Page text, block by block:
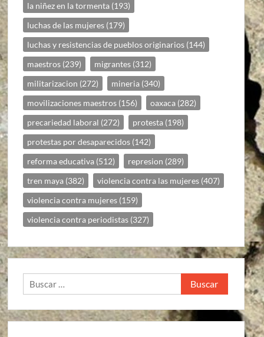
la niñez en la tormenta (193)
luchas de las mujeres (179)
luchas y resistencias de pueblos originarios (144)
maestros (239) migrantes (312)
militarizacion (272) mineria (340)
movilizaciones maestros (156) oaxaca (282)
precariedad laboral (272) protesta (198)
protestas por desaparecidos (142)
reforma educativa (512) represion (289)
tren maya (382) violencia contra las mujeres (407)
violencia contra mujeres (159)
violencia contra periodistas (327)
Buscar: